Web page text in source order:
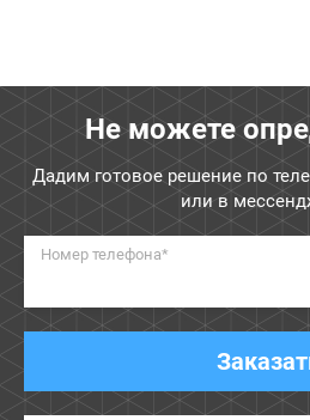
Не можете
Дадим готовое решение по
или в
Номер телефона*